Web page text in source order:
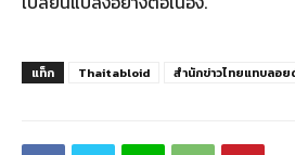
แท็ก Thaitabloid สำนักข่าวไทยแทบลอย